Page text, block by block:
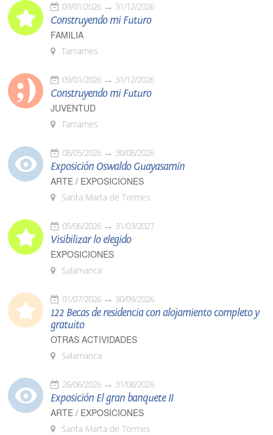
09/01/2026 31/12/2026
Construyendo mi Futuro
FAMILIA
Tamames
09/01/2026 31/12/2026
Construyendo mi Futuro
JUVENTUD
Tamames
08/05/2026 30/08/2026
Exposición Oswaldo Guayasamín
ARTE / EXPOSICIONES
Santa Marta de Tormes
05/06/2026 31/03/2027
Visibilizar lo elegido
EXPOSICIONES
Salamanca
01/07/2026 30/09/2026
122 Becas de residencia con alojamiento completo y
gratuito
OTRAS ACTIVIDADES
Salamanca
26/06/2026 31/08/2026
Exposición El gran banquete II
ARTE / EXPOSICIONES
Santa Marta de Tormes